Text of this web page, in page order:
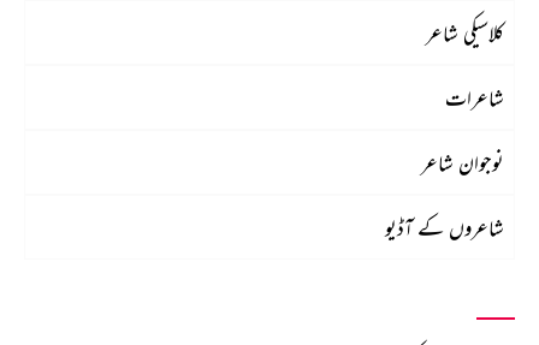
کلاسیکی شاعر
شاعرات
نوجوان شاعر
شاعروں کے آڈیو